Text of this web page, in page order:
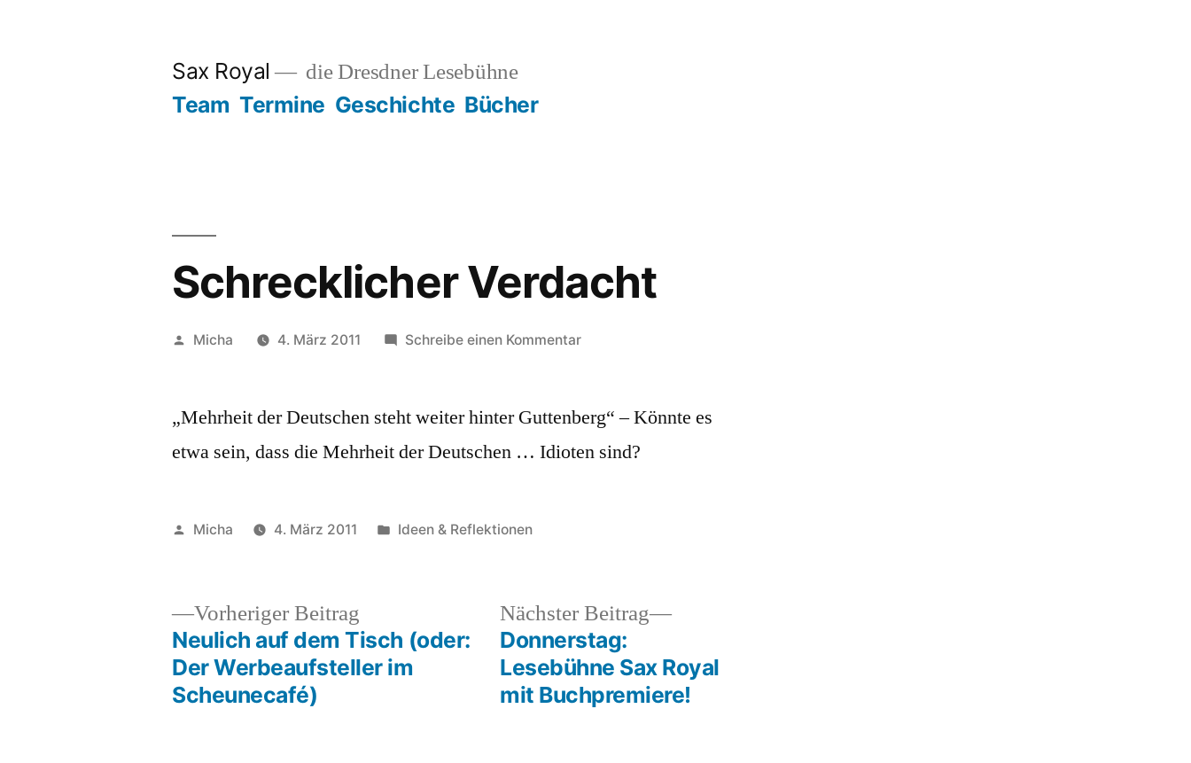
Sax Royal die Dresdner Lesebühne
Team Termine Geschichte Bücher
Schrecklicher Verdacht
Veröffentlicht
Micha 4. März 2011 Schreibe einen Kommentarzu
„Mehrheit der Deutschen steht weiter hinter Guttenberg“ – Könnte es
etwa sein, dass die Mehrheit der Deutschen … Idioten sind?
Veröffentlicht
Micha 4. März 2011
Veröffentlicht
Ideen & Reflektionen
Beitragsnavigation
Vorheriger Beitrag
Beitrag:
Neulich auf dem Tisch (oder:
Der Werbeaufsteller im
Scheunecafé)
Nächster Beitrag
Nächster
Donnerstag:
Lesebühne Sax Royal
mit Buchpremiere!